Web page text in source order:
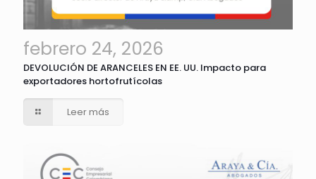
febrero 24, 2026
DEVOLUCIÓN DE ARANCELES EN EE. UU. Impacto para
exportadores hortofrutícolas
Leer más